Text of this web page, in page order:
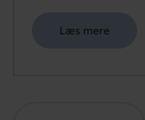
Læs mere